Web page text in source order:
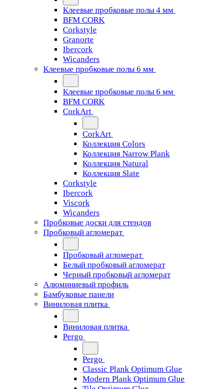
Клеевые пробковые полы 4 мм
BFM CORK
Corkstyle
Granorte
Ibercork
Wicanders
Клеевые пробковые полы 6 мм
Клеевые пробковые полы 6 мм
BFM CORK
CorkArt
CorkArt
Коллекция Colors
Коллекция Narrow Plank
Коллекция Natural
Коллекция Slate
Corkstyle
Ibercork
Viscork
Wicanders
Пробковые доски для стендов
Пробковый агломерат
Пробковый агломерат
Белый пробковый агломерат
Черный пробковый агломерат
Алюминиевый профиль
Бамбуковые панели
Виниловая плитка
Виниловая плитка
Pergo
Pergo
Classic Plank Optimum Glue
Modern Plank Optimum Glue